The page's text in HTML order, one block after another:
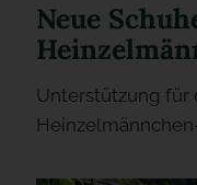
Neue
Unterstützung für